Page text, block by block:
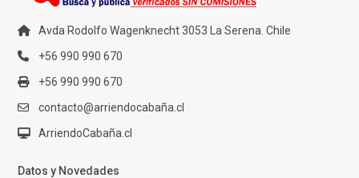
Avda Rodolfo Wagenknecht 3053 La Serena. Chile
+56 990 990 670
+56 990 990 670
contacto@arriendocabaña.cl
ArriendoCabaña.cl
Datos y Novedades